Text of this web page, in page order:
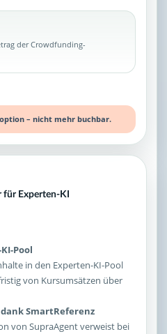
der Crowdfunding-
– nicht mehr buchbar.
für Experten-KI
Pool
in den Experten-KI-Pool
von Kursumsätzen über
SmartReferenz
von SupraAgent verweist bei